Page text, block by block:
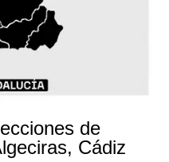
de
Cádiz